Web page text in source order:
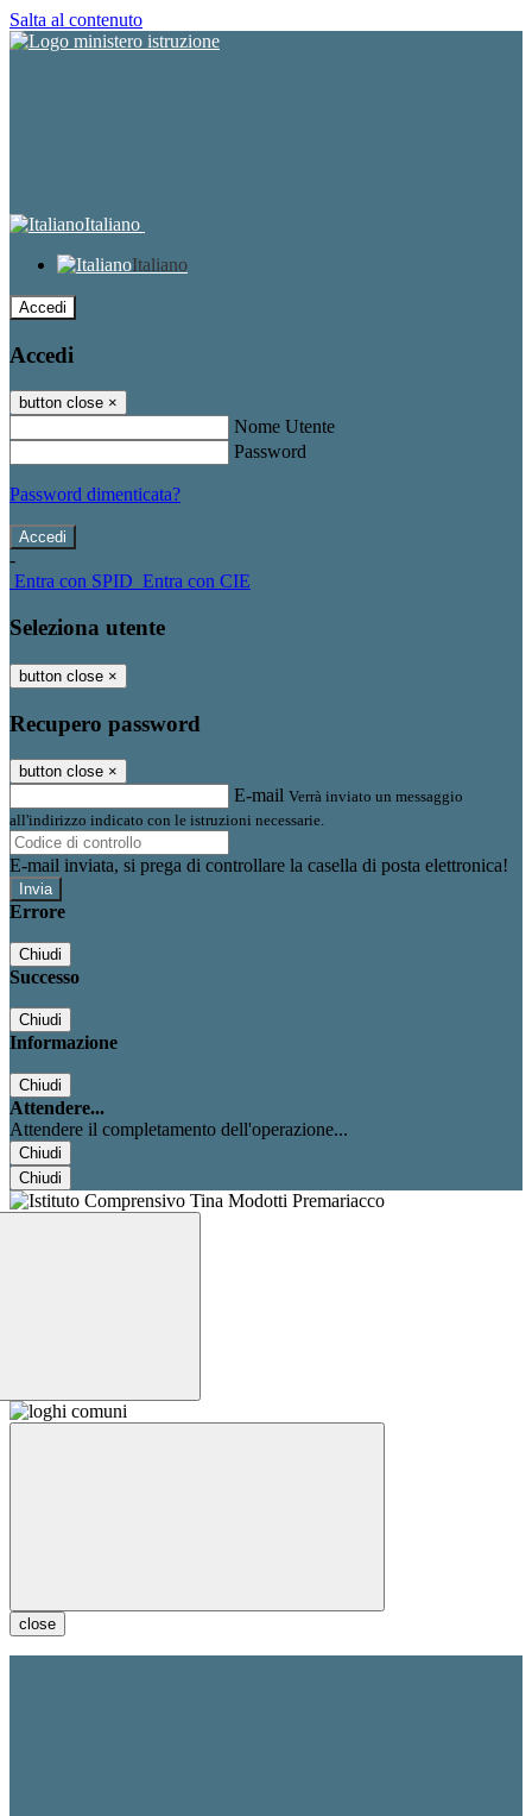
Salta al contenuto
Italiano
Italiano
Accedi
Accedi
button close ×
Nome Utente
Password
Password dimenticata?
-
Entra con SPID Entra con CIE
Seleziona utente
button close ×
Recupero password
button close ×
E-mail Verrà inviato un messaggio
all'indirizzo indicato con le istruzioni necessarie.
E-mail inviata, si prega di controllare la casella di posta elettronica!
Errore
Chiudi
Successo
Chiudi
Informazione
Chiudi
Attendere...
Attendere il completamento dell'operazione...
Chiudi
Chiudi
close